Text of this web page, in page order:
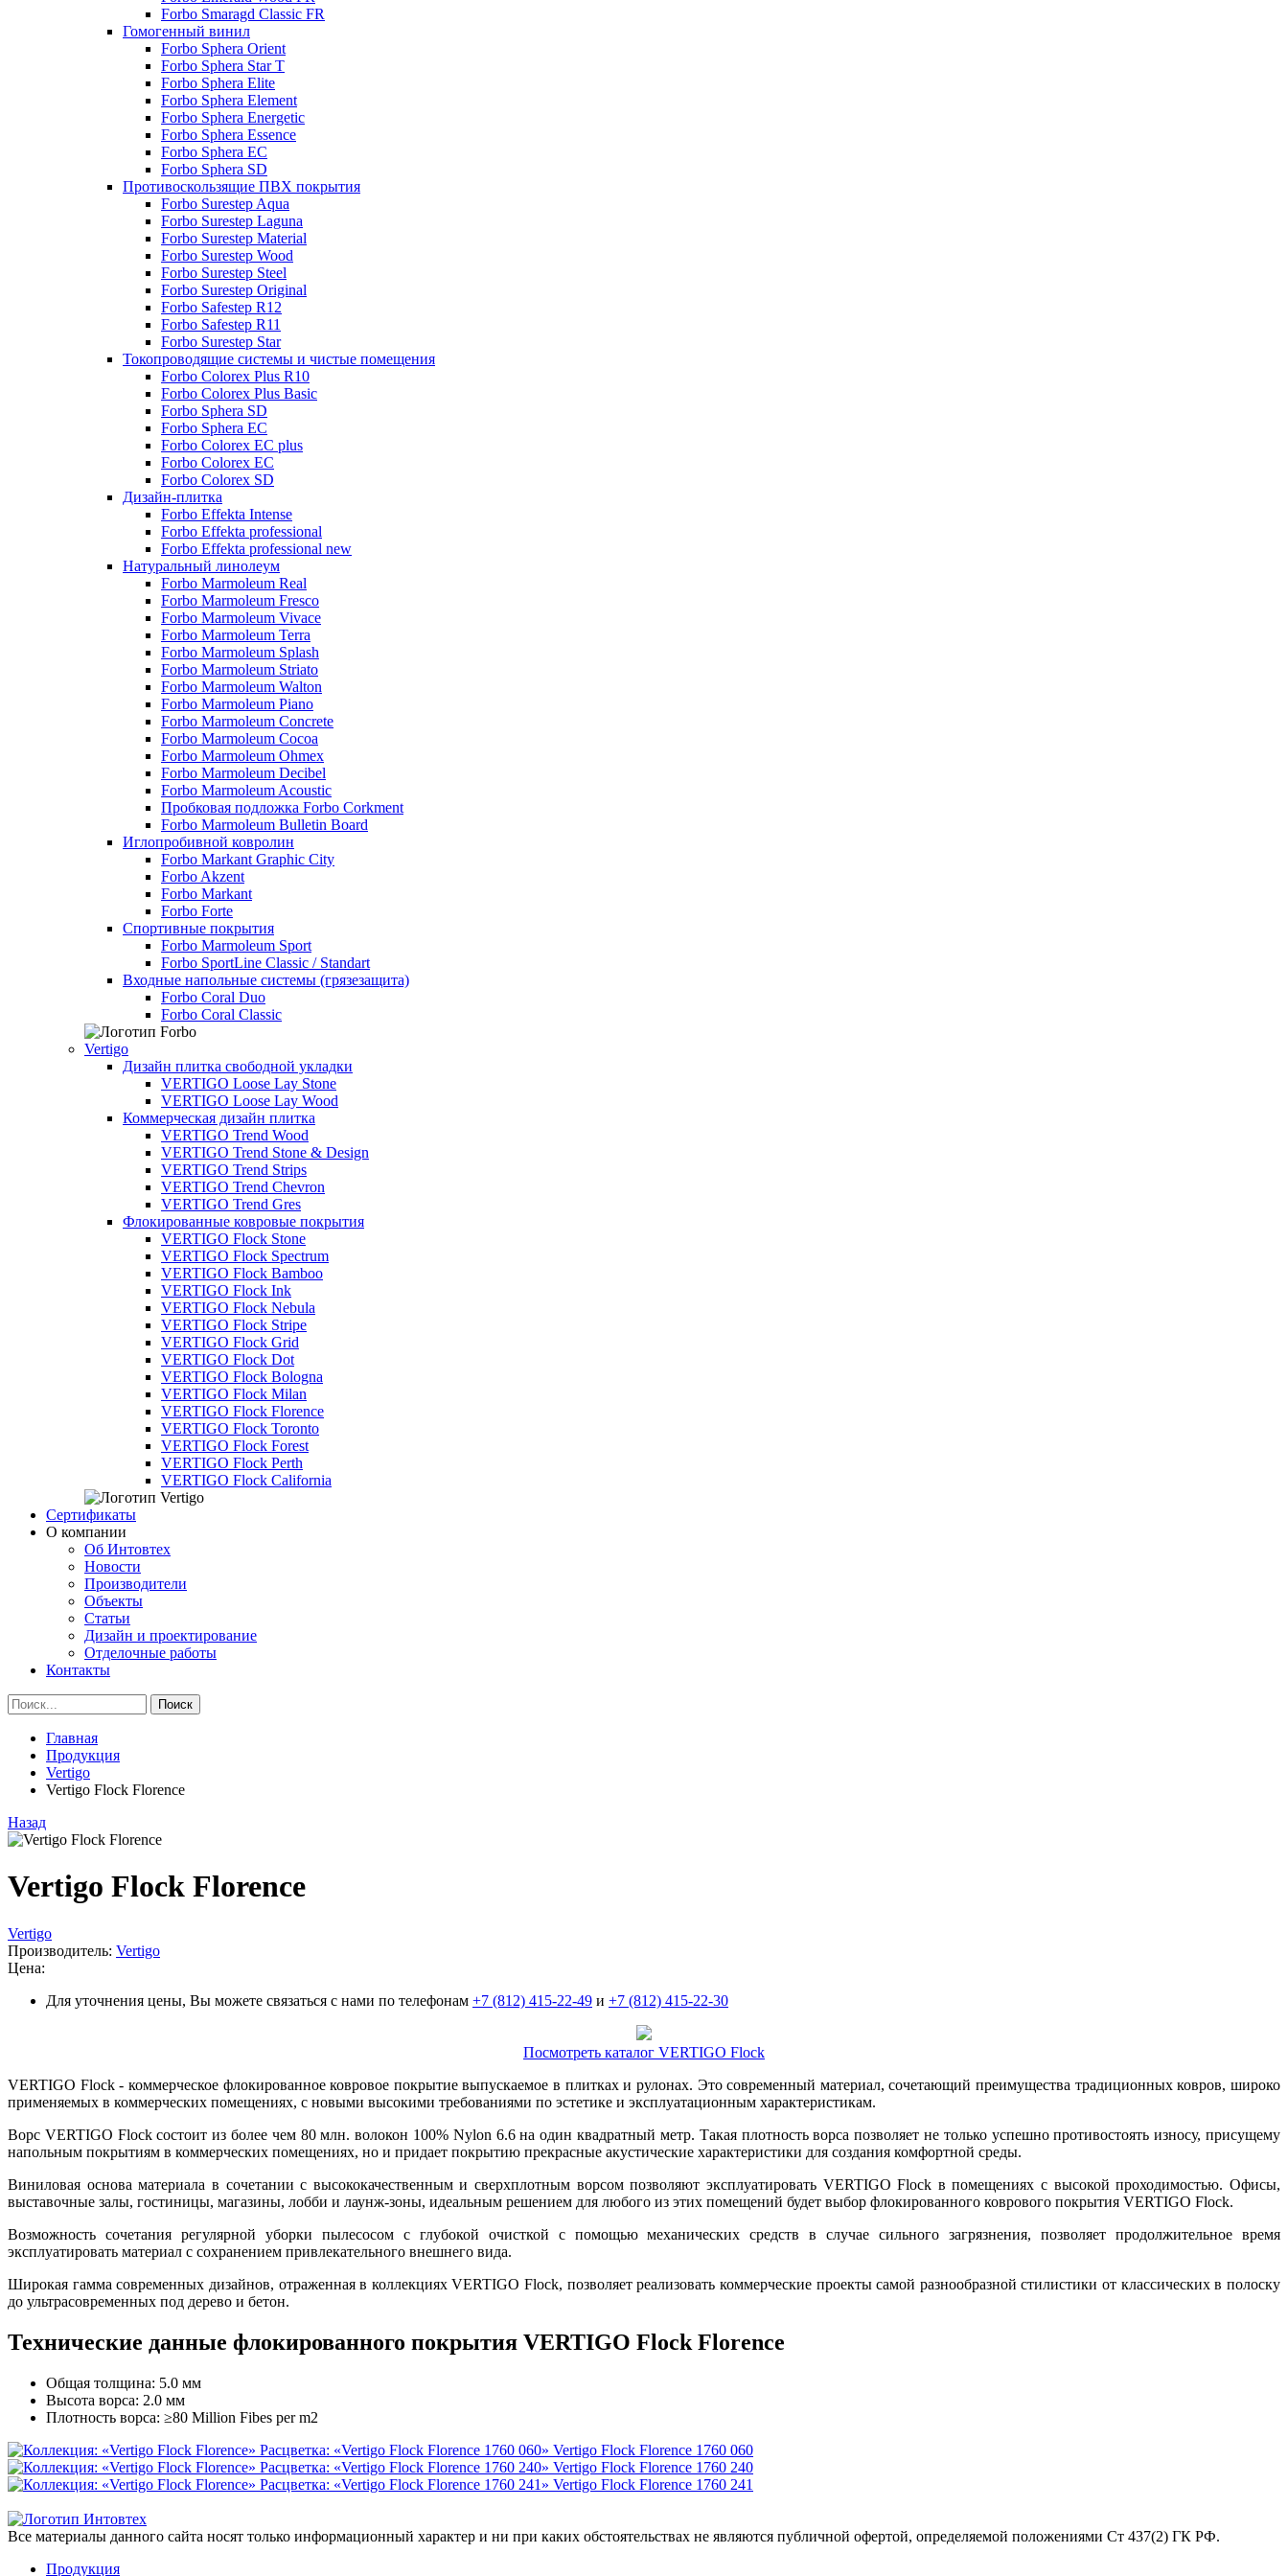
Forbo Smaragd Classic FR
Гомогенный винил
Forbo Sphera Orient
Forbo Sphera Star T
Forbo Sphera Elite
Forbo Sphera Element
Forbo Sphera Energetic
Forbo Sphera Essence
Forbo Sphera EC
Forbo Sphera SD
Противоскользящие ПВХ покрытия
Forbo Surestep Aqua
Forbo Surestep Laguna
Forbo Surestep Material
Forbo Surestep Wood
Forbo Surestep Steel
Forbo Surestep Original
Forbo Safestep R12
Forbo Safestep R11
Forbo Surestep Star
Токопроводящие системы и чистые помещения
Forbo Colorex Plus R10
Forbo Colorex Plus Basic
Forbo Sphera SD
Forbo Sphera EC
Forbo Colorex EC plus
Forbo Colorex EC
Forbo Colorex SD
Дизайн-плитка
Forbo Effekta Intense
Forbo Effekta professional
Forbo Effekta professional new
Натуральный линолеум
Forbo Marmoleum Real
Forbo Marmoleum Fresco
Forbo Marmoleum Vivace
Forbo Marmoleum Terra
Forbo Marmoleum Splash
Forbo Marmoleum Striato
Forbo Marmoleum Walton
Forbo Marmoleum Piano
Forbo Marmoleum Concrete
Forbo Marmoleum Cocoa
Forbo Marmoleum Ohmex
Forbo Marmoleum Decibel
Forbo Marmoleum Acoustic
Пробковая подложка Forbo Corkment
Forbo Marmoleum Bulletin Board
Иглопробивной ковролин
Forbo Markant Graphic City
Forbo Akzent
Forbo Markant
Forbo Forte
Спортивные покрытия
Forbo Marmoleum Sport
Forbo SportLine Classic / Standart
Входные напольные системы (грязезащита)
Forbo Coral Duo
Forbo Coral Classic
Vertigo
Дизайн плитка свободной укладки
VERTIGO Loose Lay Stone
VERTIGO Loose Lay Wood
Коммерческая дизайн плитка
VERTIGO Trend Wood
VERTIGO Trend Stone & Design
VERTIGO Trend Strips
VERTIGO Trend Chevron
VERTIGO Trend Gres
Флокированные ковровые покрытия
VERTIGO Flock Stone
VERTIGO Flock Spectrum
VERTIGO Flock Bamboo
VERTIGO Flock Ink
VERTIGO Flock Nebula
VERTIGO Flock Stripe
VERTIGO Flock Grid
VERTIGO Flock Dot
VERTIGO Flock Bologna
VERTIGO Flock Milan
VERTIGO Flock Florence
VERTIGO Flock Toronto
VERTIGO Flock Forest
VERTIGO Flock Perth
VERTIGO Flock California
Сертификаты
О компании
Об Интовтех
Новости
Производители
Объекты
Статьи
Дизайн и проектирование
Отделочные работы
Контакты
Главная
Продукция
Vertigo
Vertigo Flock Florence
Назад
Vertigo Flock Florence
Vertigo
Производитель: Vertigo
Цена:
Для уточнения цены, Вы можете связаться с нами по телефонам +7 (812) 415-22-49 и +7 (812) 415-22-30
Посмотреть каталог VERTIGO Flock
VERTIGO Flock - коммерческое флокированное ковровое покрытие выпускаемое в плитках и рулонах. Это современный материал, сочетающий преимущества традиционных ковров, широко
применяемых в коммерческих помещениях, с новыми высокими требованиями по эстетике и эксплуатационным характеристикам.
Ворс VERTIGO Flock состоит из более чем 80 млн. волокон 100% Nylon 6.6 на один квадратный метр. Такая плотность ворса позволяет не только успешно противостоять износу, присущему
напольным покрытиям в коммерческих помещениях, но и придает покрытию прекрасные акустические характеристики для создания комфортной среды.
Виниловая основа материала в сочетании с высококачественным и сверхплотным ворсом позволяют эксплуатировать VERTIGO Flock в помещениях с высокой проходимостью. Офисы,
выставочные залы, гостиницы, магазины, лобби и лаунж-зоны, идеальным решением для любого из этих помещений будет выбор флокированного коврового покрытия VERTIGO Flock.
Возможность сочетания регулярной уборки пылесосом с глубокой очисткой с помощью механических средств в случае сильного загрязнения, позволяет продолжительное время
эксплуатировать материал с сохранением привлекательного внешнего вида.
Широкая гамма современных дизайнов, отраженная в коллекциях VERTIGO Flock, позволяет реализовать коммерческие проекты самой разнообразной стилистики от классических в полоску
до ультрасовременных под дерево и бетон.
Технические данные флокированного покрытия VERTIGO Flock Florence
Общая толщина: 5.0 мм
Высота ворса: 2.0 мм
Плотность ворса: ≥80 Million Fibes per m2
Vertigo Flock Florence 1760 060
Vertigo Flock Florence 1760 240
Vertigo Flock Florence 1760 241
Все материалы данного сайта носят только информационный характер и ни при каких обстоятельствах не являются публичной офертой, определяемой положениями Ст 437(2) ГК РФ.
Продукция